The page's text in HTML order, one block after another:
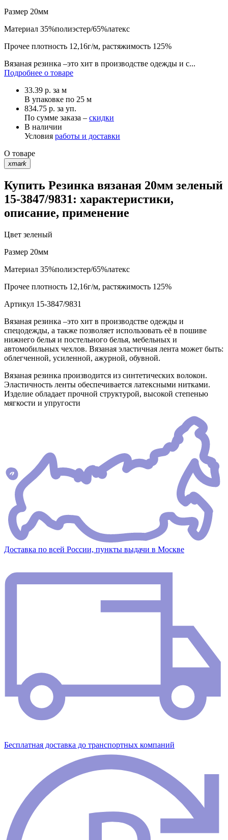
Размер 20мм
Материал 35%полиэстер/65%латекс
Прочее плотность 12,16г/м, растяжимость 125%
Вязаная резинка –это хит в производстве одежды и с...
Подробнее о товаре
33.39 р. за м
В упаковке по 25 м
834.75 р. за уп.
По сумме заказа – скидки
В наличии
Условия работы и доставки
О товаре
xmark
Купить Резинка вязаная 20мм зеленый
15-3847/9831: характеристики,
описание, применение
Цвет зеленый
Размер 20мм
Материал 35%полиэстер/65%латекс
Прочее плотность 12,16г/м, растяжимость 125%
Артикул 15-3847/9831
Вязаная резинка –это хит в производстве одежды и
спецодежды, а также позволяет использовать её в пошиве
нижнего белья и постельного белья, мебельных и
автомобильных чехлов. Вязаная эластичная лента может быть:
облегченной, усиленной, ажурной, обувной.
Вязаная резинка производится из синтетических волокон.
Эластичность ленты обеспечивается латексными нитками.
Изделие обладает прочной структурой, высокой степенью
мягкости и упругости
Доставка по всей России, пункты выдачи в Москве
Бесплатная доставка до транспортных компаний